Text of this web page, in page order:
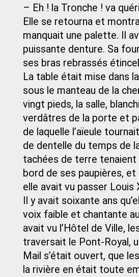
– Eh ! la Tronche ! va
Elle se retourna et
manquait une palette. Il
puissante denture. Sa
ses bras rebrassés
La table était mise dans
sous le manteau de la
vingt pieds, la salle,
verdâtres de la porte et
de laquelle l’aïeule
de dentelle du temps de
tachées de terre tenaient
bord de ses paupières, et
elle avait vu passer Louis
Il y avait soixante ans
voix faible et chantante
avait vu l’Hôtel de Ville,
traversait le Pont-Royal,
Mail s’était ouvert, que
la rivière en était toute